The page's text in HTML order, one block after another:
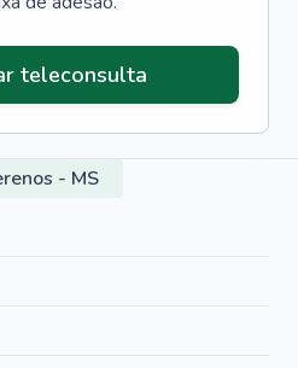
teleconsulta
- MS